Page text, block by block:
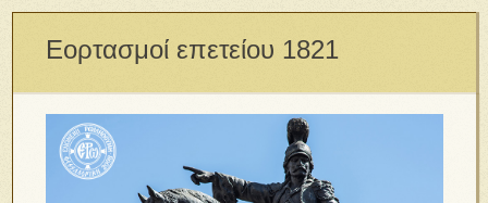
Εορτασμοί επετείου 1821